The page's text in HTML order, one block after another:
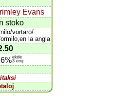
Evans
stoko
vortaro/
la angla
ekde
3 eroj